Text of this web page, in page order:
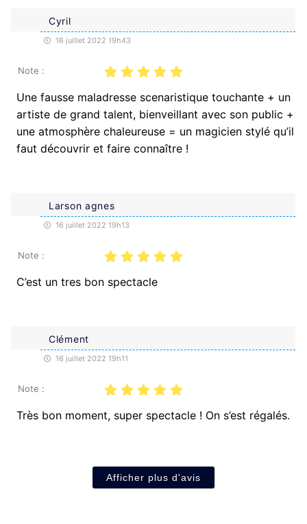
Cyril
16 juillet 2022 19h43
Note :
Une fausse maladresse scenaristique touchante + un
artiste de grand talent, bienveillant avec son public +
une atmosphère chaleureuse = un magicien stylé qu’il
faut découvrir et faire connaître !
Larson agnes
16 juillet 2022 19h13
Note :
C’est un tres bon spectacle
Clément
16 juillet 2022 19h11
Note :
Très bon moment, super spectacle ! On s’est régalés.
Afficher plus d'avis